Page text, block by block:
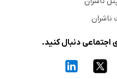
اجتماعی دنبال کنید.